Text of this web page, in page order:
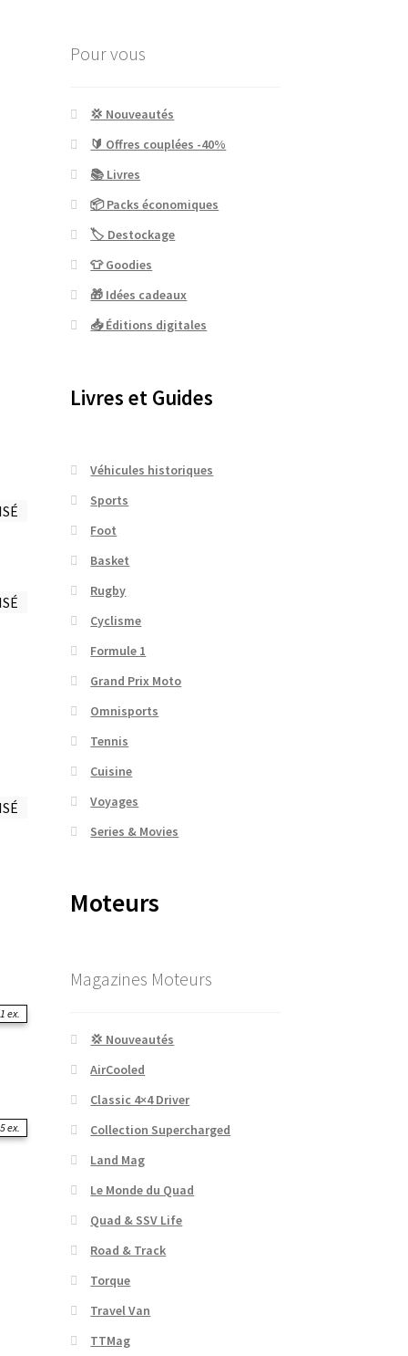
ex.
ex.
Pour vous
💢 Nouveautés
🔰 Offres couplées -40%
📚 Livres
📦 Packs économiques
🏷 Destockage
👕 Goodies
🎁 Idées cadeaux
📥 Éditions digitales
Livres et Guides
Véhicules historiques
Sports
Foot
Basket
Rugby
Cyclisme
Formule 1
Grand Prix Moto
Omnisports
Tennis
Cuisine
Voyages
Series & Movies
Moteurs
Magazines Moteurs
💢 Nouveautés
AirCooled
Classic 4×4 Driver
Collection Supercharged
Land Mag
Le Monde du Quad
Quad & SSV Life
Road & Track
Torque
Travel Van
TTMag